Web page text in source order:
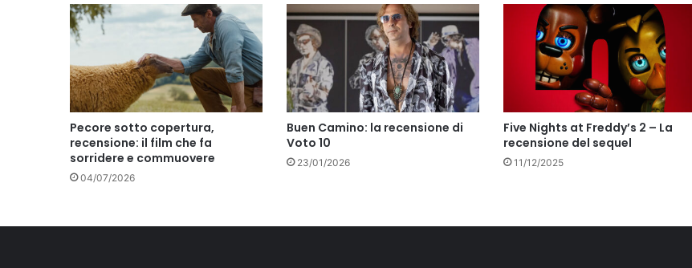
Pecore sotto copertura,
recensione: il film che fa
sorridere e commuovere
04/07/2026
Buen Camino: la recensione di
Voto 10
23/01/2026
Five Nights at Freddy’s 2 – La
recensione del sequel
11/12/2025